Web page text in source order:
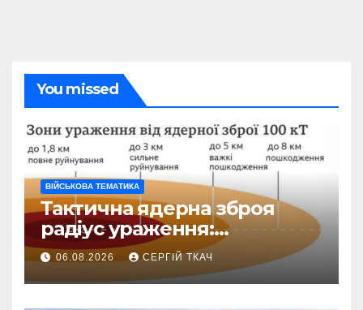
You missed
ВІЙСЬКОВА ТЕМАТИКА
Тактична ядерна зброя
радіус ураження:
детальний розбір зон
знищення
06.08.2026 СЕРГІЙ ТКАЧ